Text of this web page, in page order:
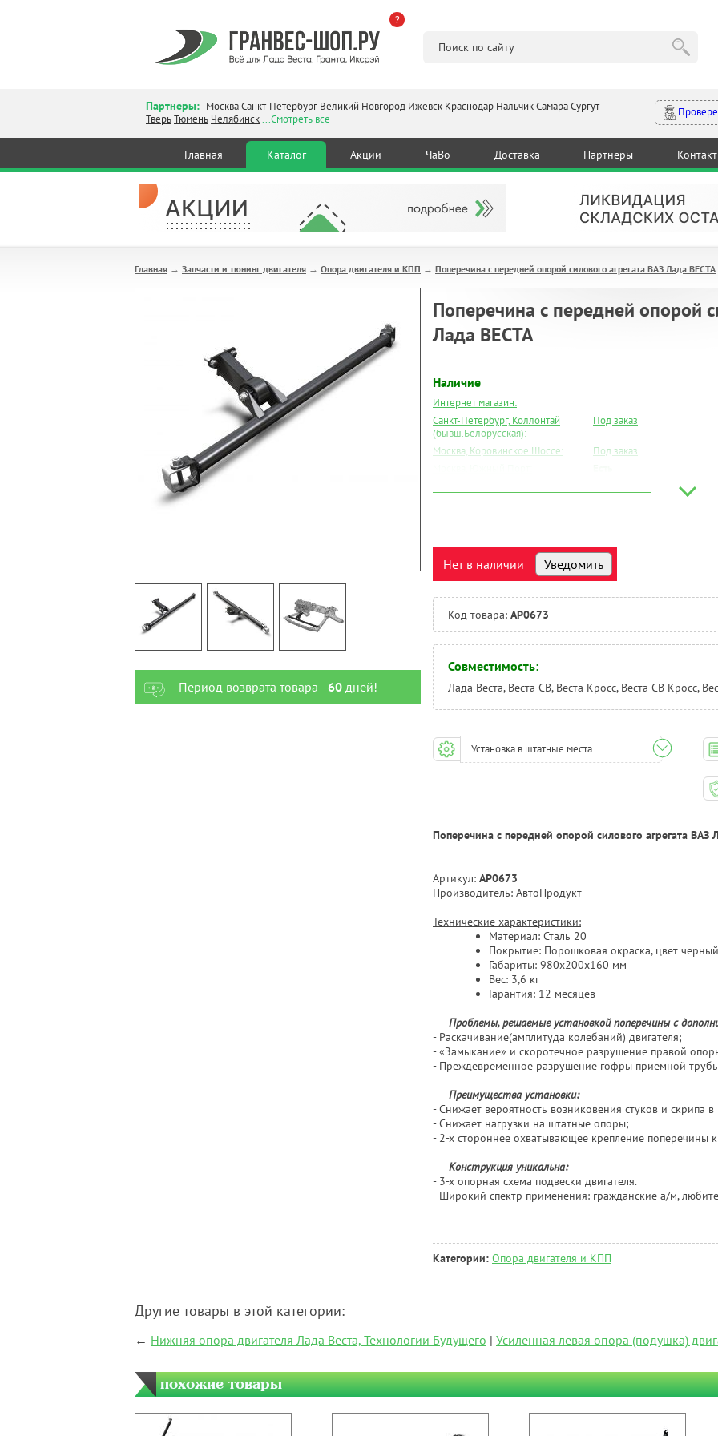
?
Партнеры: МоскваСанкт-Петербург Великий Новгород Ижевск Краснодар НальчикСамараСургут
ТверьТюмень Челябинск...Смотреть все
Главная Каталог Акции ЧаВо Доставка Партнеры
Главная → Запчасти и тюнинг двигателя → Опора двигателя и КПП → Поперечина с передней опорой силового агрегата ВАЗ Лада ВЕСТА
Период возврата товара - 60дней!
Поперечина с передней опорой
Лада ВЕСТА
Наличие
Интернет магазин:
Санкт-Петербург, Коллонтай
(бывш.Белорусская):
Под заказ
Москва, Коровинское Шоссе:
Под заказ
Под заказ
Под заказ
Нет в наличии Уведомить
Код товара: AP0673
Совместимость:
Лада Веста, Веста СВ, Веста Кросс, Веста СВ Кросс,
Установка в штатные места
Поперечина с передней опорой силового агрегата ВАЗ
Артикул: AP0673
Производитель: АвтоПродукт
Технические характеристики:
Материал: Сталь 20
Покрытие: Порошковая окраска, цвет черный
Габариты: 980х200х160 мм
Вес: 3,6 кг
Гарантия: 12 месяцев
Проблемы, решаемые установкой поперечины с
- Раскачивание(амплитуда колебаний) двигателя;
- «Замыкание» и скоротечное разрушение правой
- Преждевременное разрушение гофры приемной
Преимущества установки:
- Снижает вероятность возниковения стуков и скрипа
- Снижает нагрузки на штатные опоры;
- 2-х стороннее охватывающее крепление поперечины
Конструкция уникальна:
- 3-х опорная схема подвески двигателя.
- Широкий спектр применения: гражданские а/м,
Категории: Опора двигателя и КПП
Другие товары в этой категории:
← Нижняя опора двигателя Лада Веста, Технологии Будущего | Усиленная левая опора (подушка)
похожие товары